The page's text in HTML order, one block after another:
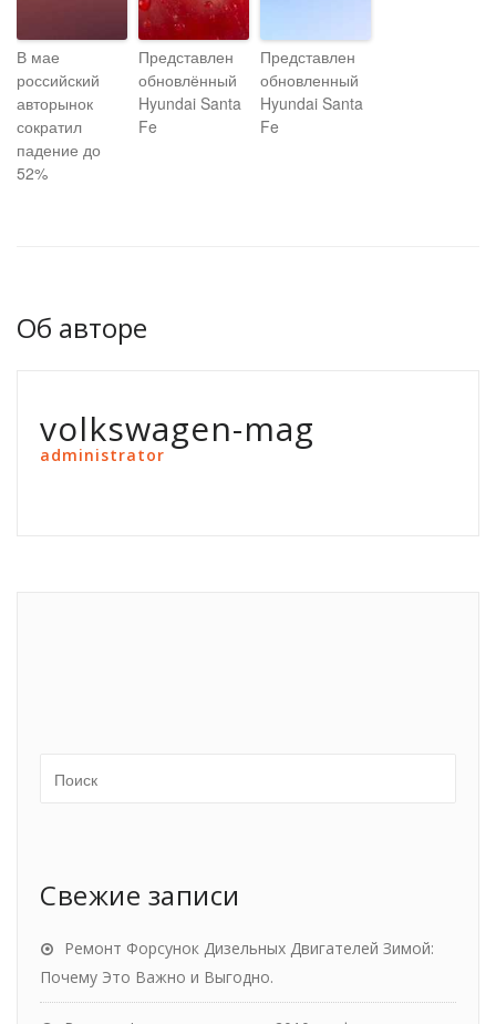
В мае
российский
авторынок
сократил
падение до
52%
Представлен
обновлённый
Hyundai Santa
Fe
Представлен
обновленный
Hyundai Santa
Fe
Об авторе
volkswagen-mag
administrator
Свежие записи
Ремонт Форсунок Дизельных Двигателей Зимой:
Почему Это Важно и Выгодно.